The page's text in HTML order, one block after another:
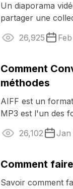
Un diaporama
partager une
Savoir comment
26,925
Comment
méthodes
AIFF est un
MP3 est l'un des
conversion entre
26,102 Jan
Comment
Savoir comment